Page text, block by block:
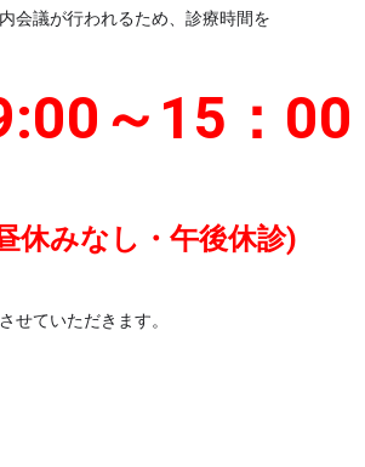
会議が行われるため、診療時間を
～15：00
休みなし・午後休診)
せていただきます。